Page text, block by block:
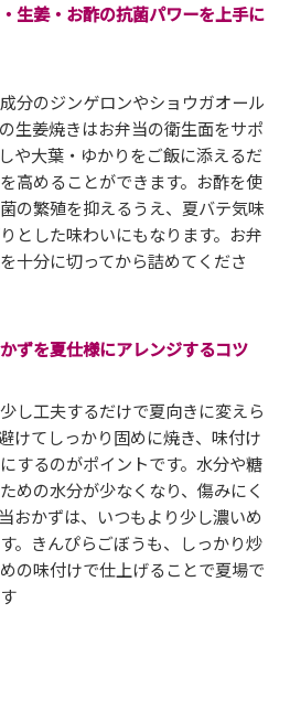
生姜・お酢の抗菌パワーを上手に
分のジンゲロンやショウガオール
生姜焼きはお弁当の衛生面をサポ
や大葉・ゆかりをご飯に添えるだ
高めることができます。お酢を使
の繁殖を抑えるうえ、夏バテ気味
とした味わいにもなります。お弁
十分に切ってから詰めてくださ
ずを夏仕様にアレンジするコツ
し工夫するだけで夏向きに変えら
けてしっかり固めに焼き、味付け
するのがポイントです。水分や糖
めの水分が少なくなり、傷みにく
おかずは、いつもより少し濃いめ
。きんぴらごぼうも、しっかり炒
の味付けで仕上げることで夏場で